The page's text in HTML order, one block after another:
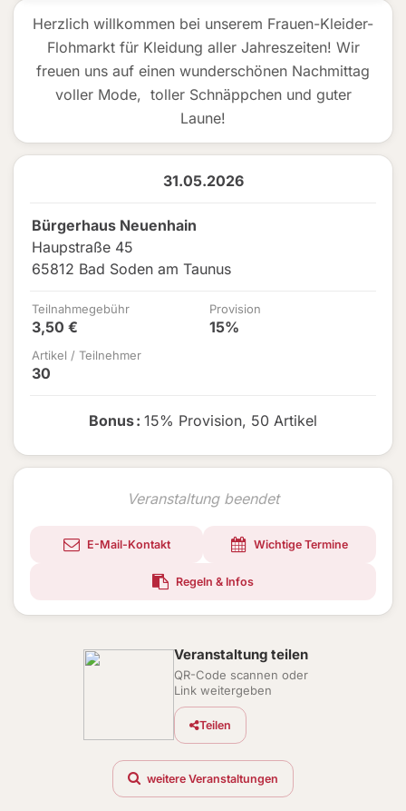
Herzlich willkommen bei unserem Frauen-Kleider-
Flohmarkt für Kleidung aller Jahreszeiten! Wir
freuen uns auf einen wunderschönen Nachmittag
voller Mode, toller Schnäppchen und guter
Laune!
31.05.2026
Bürgerhaus Neuenhain
Haupstraße 45
65812 Bad Soden am Taunus
Teilnahmegebühr
3,50 €
Provision
15%
Artikel / Teilnehmer
30
Bonus: 15% Provision, 50 Artikel
Veranstaltung beendet
E-Mail-Kontakt Wichtige Termine
Regeln & Infos
Veranstaltung teilen
QR-Code scannen oder
Link weitergeben
Teilen
weitere Veranstaltungen